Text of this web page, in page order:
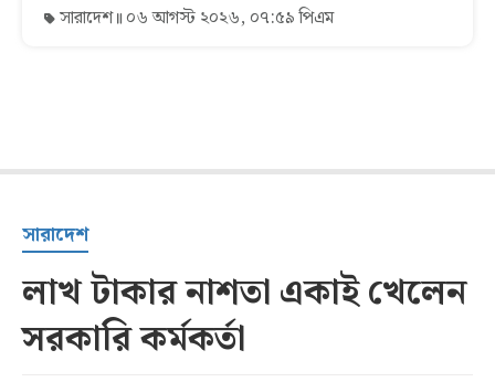
সারাদেশ ০৬ আগস্ট ২০২৬, ০৭:৫৯ পিএম
সারাদেশ
লাখ টাকার নাশতা একাই খেলেন
সরকারি কর্মকর্তা